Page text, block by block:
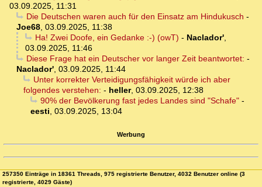
03.09.2025, 11:31
Die Deutschen waren auch für den Einsatz am Hindukusch -
Joe68, 03.09.2025, 11:38
Ha! Zwei Doofe, ein Gedanke :-) (owT) - Naclador',
03.09.2025, 11:46
Diese Frage hat ein Deutscher vor langer Zeit beantwortet: -
Naclador', 03.09.2025, 11:44
Unter korrekter Verteidigungsfähigkeit würde ich aber
folgendes verstehen: - heller, 03.09.2025, 12:38
90% der Bevölkerung fast jedes Landes sind "Schafe"-
eesti, 03.09.2025, 13:04
Werbung
257350 Einträge in 18361 Threads, 975 registrierte Benutzer, 4032 Benutzer online (3
registrierte, 4029 Gäste)